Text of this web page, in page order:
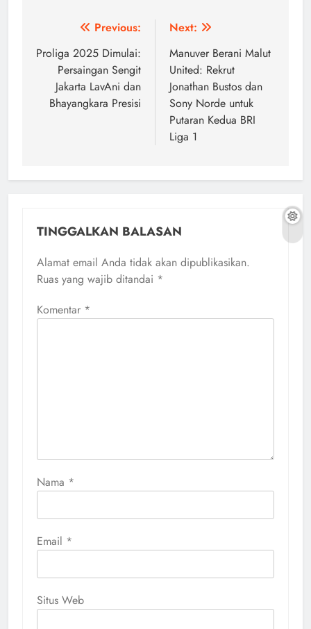
Navigasi
pos
Previous:
Proliga 2025 Dimulai:
Persaingan Sengit
Jakarta LavAni dan
Bhayangkara Presisi
Next:
Manuver Berani Malut
United: Rekrut
Jonathan Bustos dan
Sony Norde untuk
Putaran Kedua BRI
Liga 1
TINGGALKAN BALASAN
Alamat email Anda tidak akan dipublikasikan.
Ruas yang wajib ditandai *
Komentar *
Nama *
Email *
Situs Web